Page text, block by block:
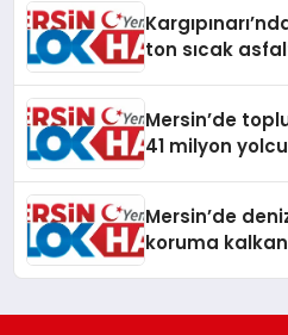
ton sıcak
Mersin’de
41 milyon yolcu
Mersin’de
koruma